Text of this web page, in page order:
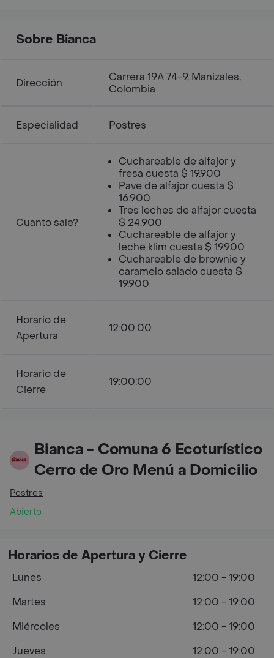
Sobre Bianca
Dirección
Carrera 19A 74-9, Manizales,
Colombia
Especialidad Postres
Cuanto sale?
Cuchareable de alfajor y
fresa cuesta $ 19.900
Pave de alfajor cuesta $
16.900
Tres leches de alfajor cuesta
$ 24.900
Cuchareable de alfajor y
leche klim cuesta $ 19.900
Cuchareable de brownie y
caramelo salado cuesta $
19.900
Horario de
Apertura
12:00:00
Horario de
Cierre
19:00:00
Bianca - Comuna 6 Ecoturístico
Cerro de Oro Menú a Domicilio
Postres
Abierto
Horarios de Apertura y Cierre
Lunes
12:00 - 19:00
Martes
12:00 - 19:00
Miércoles
12:00 - 19:00
Jueves
12:00 - 19:00